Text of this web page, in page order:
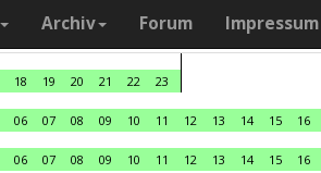
Archiv Forum Impressum
18 19 20 21 22
23
06 07 08 09 10 11 12 13 14 15 16
06 07 08 09 10 11 12 13 14 15 16